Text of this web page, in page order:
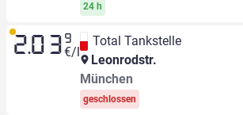
24 h
2.03 9
€/l
Total Tankstelle
Leonrodstr.
München
geschlossen